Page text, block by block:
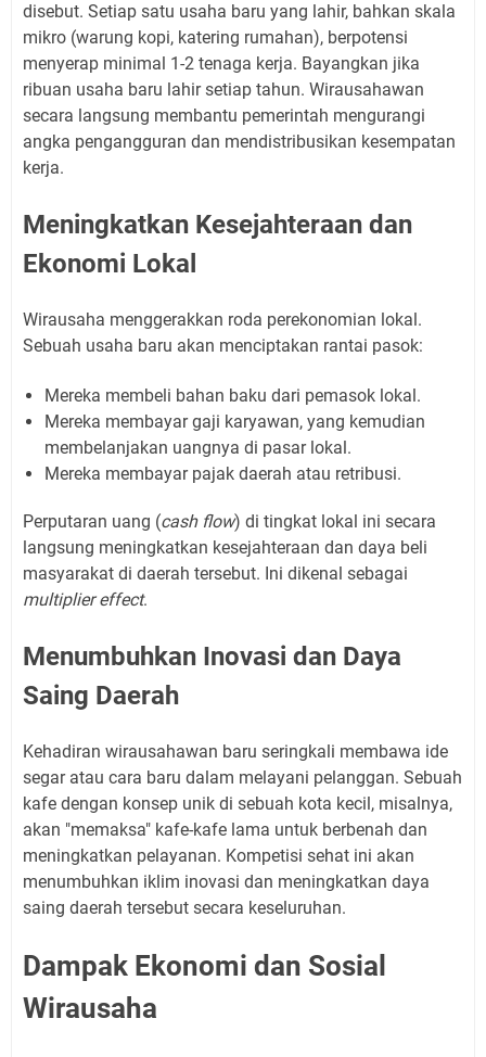
disebut. Setiap satu usaha baru yang lahir, bahkan skala
mikro (warung kopi, katering rumahan), berpotensi
menyerap minimal 1-2 tenaga kerja. Bayangkan jika
ribuan usaha baru lahir setiap tahun. Wirausahawan
secara langsung membantu pemerintah mengurangi
angka pengangguran dan mendistribusikan kesempatan
kerja.
Meningkatkan Kesejahteraan dan
Ekonomi Lokal
Wirausaha menggerakkan roda perekonomian lokal.
Sebuah usaha baru akan menciptakan rantai pasok:
Mereka membeli bahan baku dari pemasok lokal.
Mereka membayar gaji karyawan, yang kemudian
membelanjakan uangnya di pasar lokal.
Mereka membayar pajak daerah atau retribusi.
Perputaran uang (cash flow) di tingkat lokal ini secara
langsung meningkatkan kesejahteraan dan daya beli
masyarakat di daerah tersebut. Ini dikenal sebagai
multiplier effect.
Menumbuhkan Inovasi dan Daya
Saing Daerah
Kehadiran wirausahawan baru seringkali membawa ide
segar atau cara baru dalam melayani pelanggan. Sebuah
kafe dengan konsep unik di sebuah kota kecil, misalnya,
akan "memaksa" kafe-kafe lama untuk berbenah dan
meningkatkan pelayanan. Kompetisi sehat ini akan
menumbuhkan iklim inovasi dan meningkatkan daya
saing daerah tersebut secara keseluruhan.
Dampak Ekonomi dan Sosial
Wirausaha